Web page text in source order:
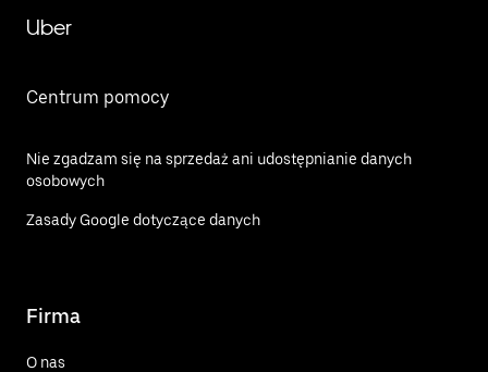
Uber
Centrum pomocy
Nie zgadzam się na sprzedaż ani udostępnianie danych
osobowych
Zasady Google dotyczące danych
Firma
O nas